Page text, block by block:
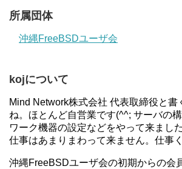
所属団体
沖縄FreeBSDユーザ会
kojについて
Mind Network株式会社 代表取締役と書
ね。ほとんど自営業です(^^; サーバの
ワーク機器の設定などをやって来まし
仕事はあまりまわって来ません。仕事
沖縄FreeBSDユーザ会の初期からの会